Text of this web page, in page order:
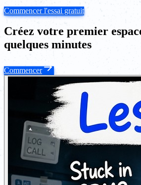
Commencer l'essai gratuit
Créez votre premier
quelques minutes
Commencer